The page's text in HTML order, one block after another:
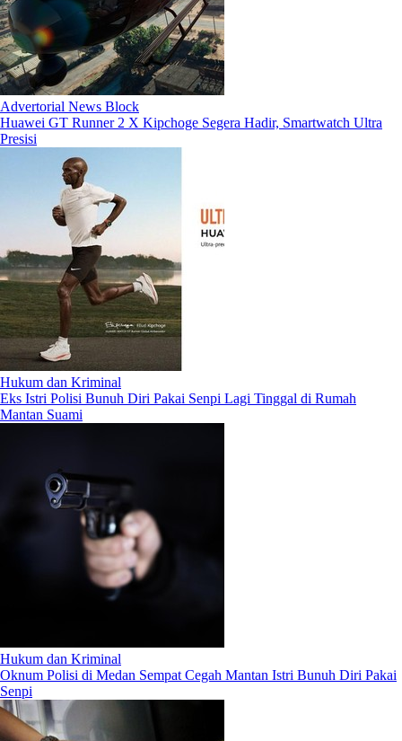
Advertorial News Block
Huawei GT Runner 2 X Kipchoge Segera Hadir, Smartwatch Ultra
Presisi
Hukum dan Kriminal
Eks Istri Polisi Bunuh Diri Pakai Senpi Lagi Tinggal di Rumah
Mantan Suami
Hukum dan Kriminal
Oknum Polisi di Medan Sempat Cegah Mantan Istri Bunuh Diri Pakai
Senpi